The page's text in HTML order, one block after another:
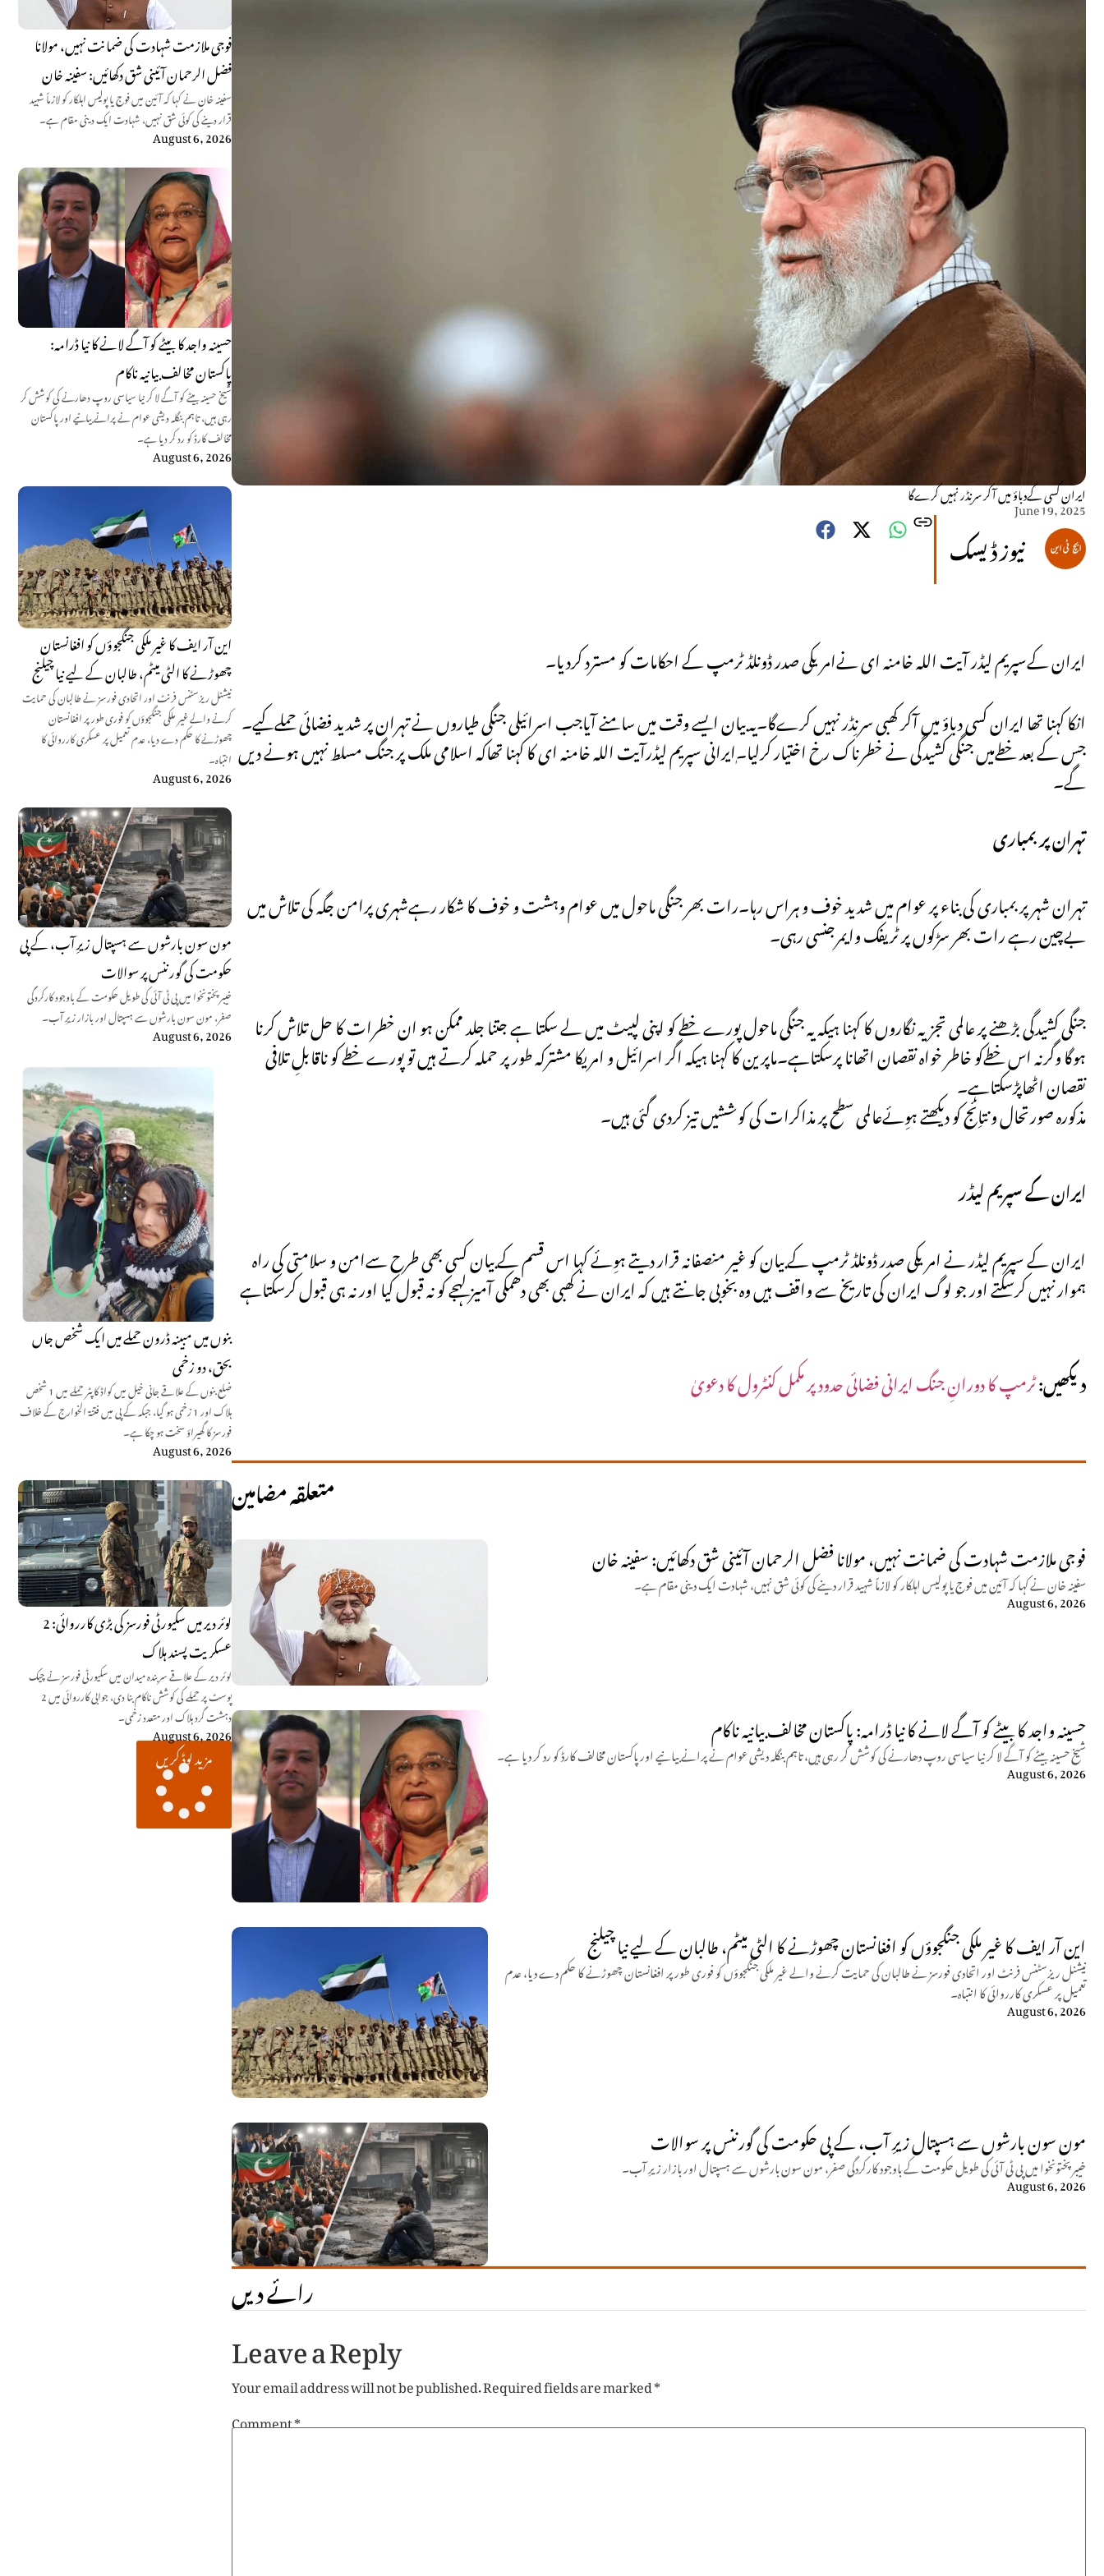
فوجی ملازمت شہادت کی ضمانت نہیں، مولانا
فضل الرحمان آئینی شق دکھائیں: سفینہ خان
سفینہ خان نے کہا کہ آئین میں فوج یا پولیس اہلکار کو لازماً شہید
قرار دینے کی کوئی شق نہیں، شہادت ایک دینی مقام ہے۔
August 6, 2026
حسینہ واجد کا بیٹے کو آگے لانے کا نیا ڈرامہ:
پاکستان مخالف بیانیہ ناکام
شیخ حسینہ بیٹے کو آگے لا کر نیا سیاسی روپ دھارنے کی کوشش کر
رہی ہیں، تاہم بنگلہ دیشی عوام نے پرانے بیانیے اور پاکستان
مخالف کارڈ کو رد کر دیا ہے۔
August 6, 2026
این آر ایف کا غیر ملکی جنگجوؤں کو افغانستان
چھوڑنے کا الٹی میٹم، طالبان کے لیے نیا چیلنج
نیشنل ریزسٹنس فرنٹ اور اتحادی فورسز نے طالبان کی حمایت
کرنے والے غیر ملکی جنگجوؤں کو فوری طور پر افغانستان
چھوڑنے کا حکم دے دیا، عدم تعمیل پر عسکری کارروائی کا
انتباہ۔
August 6, 2026
مون سون بارشوں سے ہسپتال زیرِ آب، کے پی
حکومت کی گورننس پر سوالات
خیبرپختونخوا میں پی ٹی آئی کی طویل حکومت کے باوجود کارکردگی
صفر، مون سون بارشوں سے ہسپتال اور بازار زیرِ آب۔
August 6, 2026
بنوں میں مبینہ ڈرون حملے میں ایک شخص جاں
بحق، دو زخمی
ضلع بنوں کے علاقے جانی خیل میں کواڈ کاپٹر حملے میں 1 شخص
ہلاک اور 1 زخمی ہو گیا، جبکہ کے پی میں فتنۃ الخوارج کے خلاف
فورسز کا گھیراؤ سخت ہو چکا ہے۔
August 6, 2026
لوئر دیر میں سکیورٹی فورسز کی بڑی کارروائی: 2
عسکریت پسند ہلاک
لوئر دیر کے علاقے سربندہ میدان میں سکیورٹی فورسز نے چیک
پوسٹ پر حملے کی کوشش ناکام بنا دی، جوابی کارروائی میں 2
دہشت گرد ہلاک اور متعدد زخمی۔
August 6, 2026
مزید لوڈ کریں
ایران کسی کےدباؤ میں آکر سرنِڈر نہیں کرےگا
June 19, 2025
نیوز ڈیسک
ایران کےسپریم لیڈر آیت اللہ خامنہ ای نےامریکی صدر ڈونلڈ ٹرمپ کے احکامات کو مسترد کردیا۔
انکا کہنا تھا ایران کسی دباؤ میں آکر کھبی سرنِڈر نہیں کرےگا۔یہ بیان ایسے وقت میں سامنے آیاجب اسرائیلی جنگی طیاروں نے تہران پر شدید فضائی حملےکیے۔
جس کے بعد خطےمیں جنگی کشیدگی نے خطرناک رخ اختیار کرلیا۔ٖایرانی سپریم لیڈرآیت اللہ خامنہ ای کا کہنا تھاکہ اسلامی ملک پر جنگ مسلط نہیں ہونے دیں
گے۔
تہران پر بمباری
تہران شہر پر بمباری کی بناء پر عوام میں شدید خوف و ہراس رہا۔رات بھر جنگی ماحول میں عوام وہشت و خوف کا شکار رہےشہری پرامن جگہ کی تلاش میں
بےچین رہے رات بھر سڑکوں پر ٹریفک وایمرجنسی رہی۔
جنگی کشیدگی بڑھنے پر عالمی تجزیہ نگاروں کا کہنا ہیکہ یہ جنگی ماحول پورے خطے کو اپنی لپیٹ میں لے سکتا ہے جتنا جلد ممکن ہو ان خطرات کا حل تلاش کرنا
ہوگا وگرنہ اس خطےکو خاطر خواہ نقصان اتھانا پرسکتاہے۔ماپرین کا کہنا ہیکہ اگر اسرائیل و امریکا مشترکہ طور پر حملہ کرتے ہیں تو پورے خطے کو ناقابلِ تلافی
نقصان اٹھاپڑسکتاہے۔
مذکورہ صورتحال و نتاِئج کو دیکھتے ہوِئےعالمی سطح پر مذاکرات کی کوششیں تیز کردی گئی ہیں۔
ایران کے سپریم لیڈر
ایران کے سپریم لیڈر نے امریکی صدر ڈونلڈ ٹرمپ کے بیان کو غیر منصفانہ قرار دیتے ہوِئے کہا اس قسم کے بیان کسی بھی طرح سےامن و سلامتی کی راہ
ہموار نہیں کرسکتے اور جو لوگ ایران کی تاریخ سے واقف ہیں وہ بخوبی جانتے ہیں کہ ایران نے کھبی بھی دھمکی آمیزلہجے کو نہ قبول کیا اور نہ ہی قبول کرسکتاہے
دیکھیں:ٹرمپ کا دورانِ جنگ ایرانی فضائی حدود پر مکمل کنٹرول کا دعویٰ
متعلقہ مضامین
فوجی ملازمت شہادت کی ضمانت نہیں، مولانا فضل الرحمان آئینی شق دکھائیں: سفینہ خان
سفینہ خان نے کہا کہ آئین میں فوج یا پولیس اہلکار کو لازماً شہید قرار دینے کی کوئی شق نہیں، شہادت ایک دینی مقام ہے۔
August 6, 2026
حسینہ واجد کا بیٹے کو آگے لانے کا نیا ڈرامہ: پاکستان مخالف بیانیہ ناکام
شیخ حسینہ بیٹے کو آگے لا کر نیا سیاسی روپ دھارنے کی کوشش کر رہی ہیں، تاہم بنگلہ دیشی عوام نے پرانے بیانیے اور پاکستان مخالف کارڈ کو رد کر دیا ہے۔
August 6, 2026
این آر ایف کا غیر ملکی جنگجوؤں کو افغانستان چھوڑنے کا الٹی میٹم، طالبان کے لیے نیا چیلنج
نیشنل ریزسٹنس فرنٹ اور اتحادی فورسز نے طالبان کی حمایت کرنے والے غیر ملکی جنگجوؤں کو فوری طور پر افغانستان چھوڑنے کا حکم دے دیا، عدم
تعمیل پر عسکری کارروائی کا انتباہ۔
August 6, 2026
مون سون بارشوں سے ہسپتال زیرِ آب، کے پی حکومت کی گورننس پر سوالات
خیبرپختونخوا میں پی ٹی آئی کی طویل حکومت کے باوجود کارکردگی صفر، مون سون بارشوں سے ہسپتال اور بازار زیرِ آب۔
August 6, 2026
رائے دیں
Leave a Reply
Your email address will not be published.Required fields are marked*
Comment*